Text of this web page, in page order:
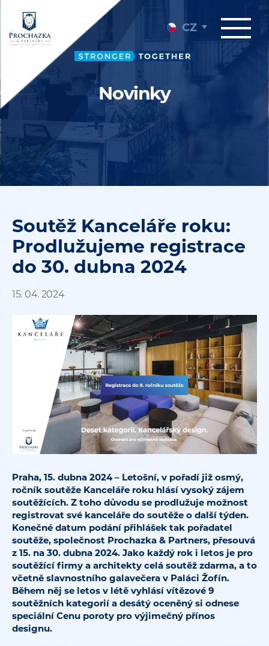
CZ
Novinky
Soutěž Kanceláře roku:
Prodlužujeme registrace
do 30. dubna 2024
15. 04. 2024
Praha, 15. dubna 2024 – Letošní, v pořadí již osmý,
ročník soutěže Kanceláře roku hlásí vysoký zájem
soutěžících. Z toho důvodu se prodlužuje možnost
registrovat své kanceláře do soutěže o další týden.
Konečné datum podání přihlášek tak pořadatel
soutěže, společnost Prochazka & Partners, přesouvá
z 15. na 30. dubna 2024. Jako každý rok i letos je pro
soutěžící firmy a architekty celá soutěž zdarma, a to
včetně slavnostního galavečera v Paláci Žofín.
Během něj se letos v létě vyhlásí vítězové 9
soutěžních kategorií a desátý oceněný si odnese
speciální Cenu poroty pro výjimečný přínos
designu.